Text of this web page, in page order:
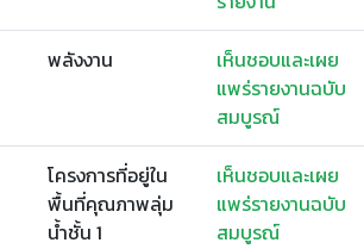
พลังงาน
เห็นชอบและเผย
แพร่รายงานฉบับ
สมบูรณ์
โครงการที่อยู่ใน
พื้นที่คุณภาพลุ่ม
น้ำชั้น 1
เห็นชอบและเผย
แพร่รายงานฉบับ
สมบูรณ์